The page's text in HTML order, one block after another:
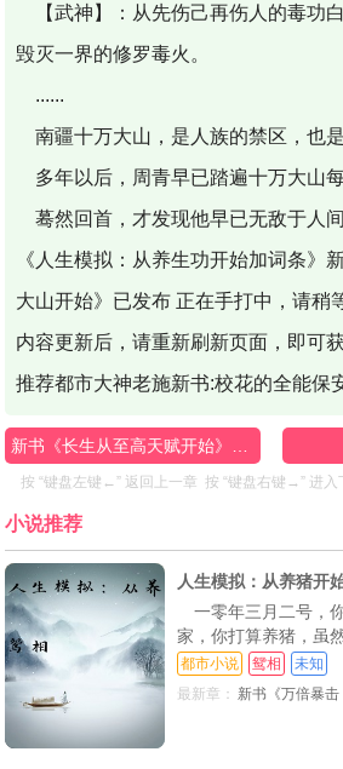
【武神】：从先伤己再伤人的毒功
毁灭一界的修罗毒火。
......
南疆十万大山，是人族的禁区，也是
多年以后，周青早已踏遍十万大山每
蓦然回首，才发现他早已无敌于人间
《人生模拟：从养生功开始加词条》
大山开始》已发布 正在手打中，请稍
内容更新后，请重新刷新页面，即可
推荐都市大神老施新书:校花的全能保
按 “键盘左键←” 返回上一章 按 “键盘右键→” 进入
小说推荐
人生模拟：从养猪开
一零年三月二号，
家，你打算养猪，虽
斤，可是你还是决定
家养猪场。三月十六
猪，你觉得自己的大
都市小说 鸳相
未知
最新章： 新书《万倍暴击